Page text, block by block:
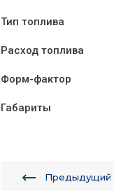
Тип топлива
Расход топлива
Форм-фактор
Габариты
Предыдущий